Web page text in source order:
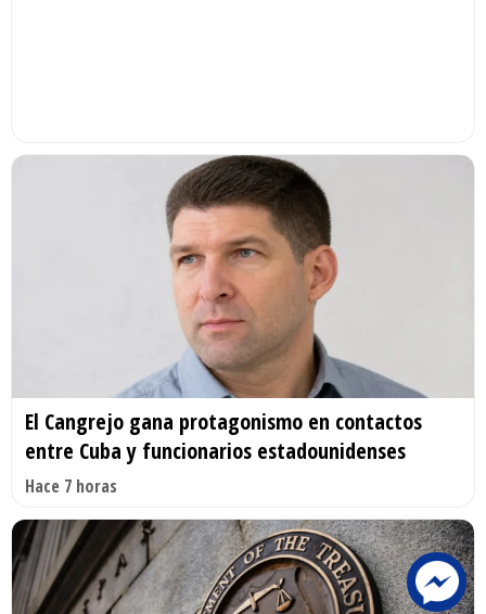
El Cangrejo gana protagonismo en contactos
entre Cuba y funcionarios estadounidenses
Hace 7 horas